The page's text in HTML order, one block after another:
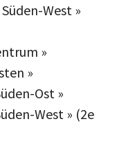
West »
»
»
Ost »
West » (2e